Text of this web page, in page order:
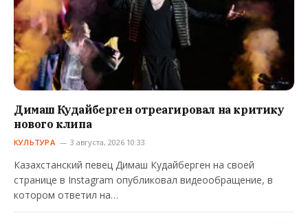
Димаш Кудайберген отреагировал на критику
нового клипа
КУЛЬТУРА 3 августа, 2026 10:33
Казахстанский певец Димаш Кудайберген на своей
странице в Instagram опубликовал видеообращение, в
котором ответил на…